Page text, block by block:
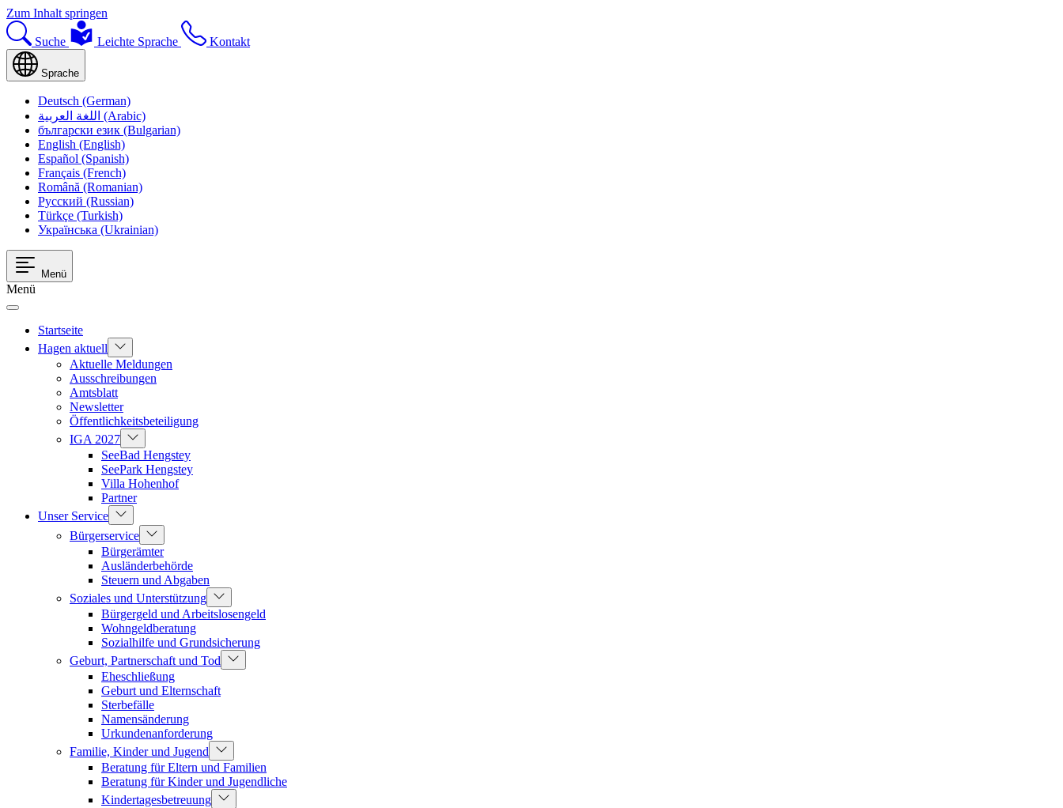
Zum Inhalt springen
Suche Leichte Sprache Kontakt
Sprache
Deutsch (German)
اللغة العربية (Arabic)
български език (Bulgarian)
English (English)
Español (Spanish)
Français (French)
Română (Romanian)
Русский (Russian)
Türkçe (Turkish)
Українська (Ukrainian)
Menü
Menü
Startseite
Hagen aktuell
Aktuelle Meldungen
Ausschreibungen
Amtsblatt
Newsletter
Öffentlichkeitsbeteiligung
IGA 2027
SeeBad Hengstey
SeePark Hengstey
Villa Hohenhof
Partner
Unser Service
Bürgerservice
Bürgerämter
Ausländerbehörde
Steuern und Abgaben
Soziales und Unterstützung
Bürgergeld und Arbeitslosengeld
Wohngeldberatung
Sozialhilfe und Grundsicherung
Geburt, Partnerschaft und Tod
Eheschließung
Geburt und Elternschaft
Sterbefälle
Namensänderung
Urkundenanforderung
Familie, Kinder und Jugend
Beratung für Eltern und Familien
Beratung für Kinder und Jugendliche
Kindertagesbetreuung